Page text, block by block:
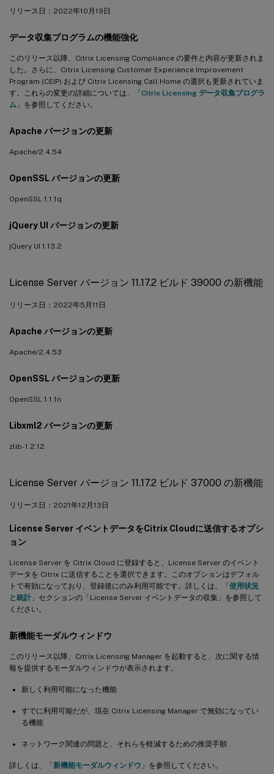
リリース日：2022年10月19日
データ収集プログラムの機能強化
このリリース以降、Citrix Licensing Compliance の要件と内容が更新されま
した。さらに、Citrix Licensing Customer Experience Improvement
Program (CEIP) および Citrix Licensing Call Home の選択も更新されていま
す。これらの変更の詳細については、「 Citrix Licensing データ収集プログラ
ム 」を参照してください。
Apache バージョンの更新
Apache/2.4.54
OpenSSL バージョンの更新
OpenSSL 1.1.1q
jQuery UI バージョンの更新
jQuery UI 1.13.2
License Server バージョン 11.17.2 ビルド 39000 の新機能
リリース日：2022年5月11日
Apache バージョンの更新
Apache/2.4.53
OpenSSL バージョンの更新
OpenSSL 1.1.1n
Libxml2 バージョンの更新
zlib- 1.2.12
License Server バージョン 11.17.2 ビルド 37000 の新機能
リリース日：2021年12月13日
License Server イベントデータをCitrix Cloudに送信するオプシ
ョン
License Server を Citrix Cloud に登録すると、License Server のイベント
データを Citrix に送信することを選択できます。このオプションはデフォル
トで有効になっており、登録後にのみ利用可能です。詳しくは、「 使用状況
と統計 」セクションの「License Server イベントデータの収集」を参照して
ください。
新機能モーダルウィンドウ
このリリース以降、Citrix Licensing Manager を起動すると、次に関する情
報を提供するモーダルウィンドウが表示されます。
新しく利用可能になった機能
すでに利用可能だが、現在 Citrix Licensing Manager で無効になってい
る機能
ネットワーク関連の問題と、それらを軽減するための推奨手順
詳しくは、「 新機能モーダルウィンドウ 」を参照してください。